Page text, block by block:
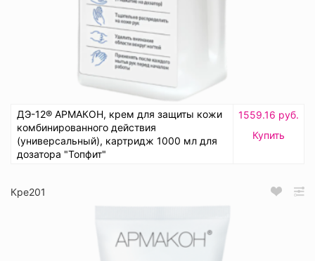
ДЭ-12® АРМАКОН, крем для защиты кожи
комбинированного действия
(универсальный), картридж 1000 мл для
дозатора "Топфит"
1559.16 руб.
Купить
Кре201